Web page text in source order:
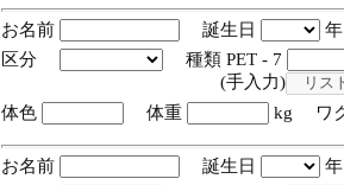
お名前 誕生日
区分
種類 PET - 7
(手入力)
体色
体重 kg ワ
お名前 誕生日